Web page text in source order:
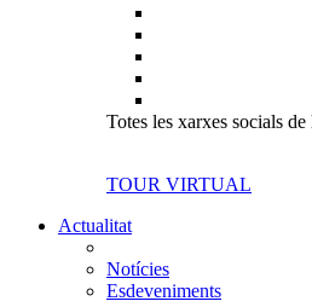
Totes les xarxes socials
TOUR VIRTUAL
Actualitat
Notícies
Esdeveniments